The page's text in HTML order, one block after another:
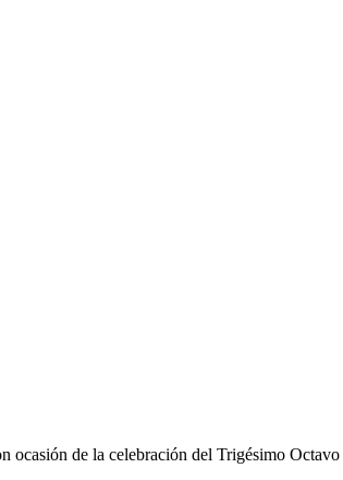
ocasión de la celebración del Trigésimo